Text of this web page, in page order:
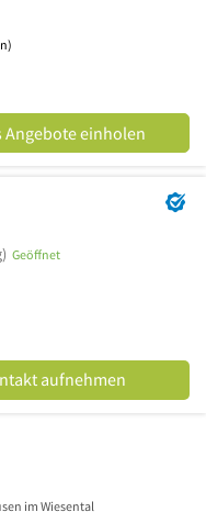
Angebote einholen
Geöffnet
aufnehmen
im Wiesental